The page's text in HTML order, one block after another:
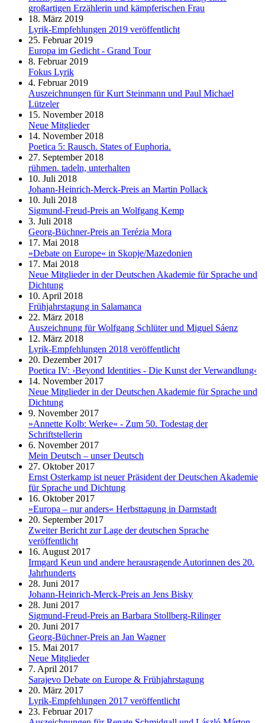
großartigen Erzählerin und kämpferischen Frau
18. März 2019
Lyrik-Empfehlungen 2019 veröffentlicht
25. Februar 2019
Europa im Gedicht - Grand Tour
8. Februar 2019
Fokus Lyrik
4. Februar 2019
Auszeichnungen für Kurt Steinmann und Paul Michael
Lützeler
15. November 2018
Neue Mitglieder
14. November 2018
Poetica 5: Rausch. States of Euphoria.
27. September 2018
rühmen. tadeln, unterhalten
10. Juli 2018
Johann-Heinrich-Merck-Preis an Martin Pollack
10. Juli 2018
Sigmund-Freud-Preis an Wolfgang Kemp
3. Juli 2018
Georg-Büchner-Preis an Terézia Mora
17. Mai 2018
»Debate on Europe« in Skopje/Mazedonien
17. Mai 2018
Neue Mitglieder in der Deutschen Akademie für Sprache und
Dichtung
10. April 2018
Frühjahrstagung in Salamanca
22. März 2018
Auszeichnung für Wolfgang Schlüter und Miguel Sáenz
12. März 2018
Lyrik-Empfehlungen 2018 veröffentlicht
20. Dezember 2017
Poetica IV: ›Beyond Identities - Die Kunst der Verwandlung‹
14. November 2017
Neue Mitglieder in der Deutschen Akademie für Sprache und
Dichtung
9. November 2017
»Annette Kolb: Werke« - Zum 50. Todestag der
Schriftstellerin
6. November 2017
Mein Deutsch – unser Deutsch
27. Oktober 2017
Ernst Osterkamp ist neuer Präsident der Deutschen Akademie
für Sprache und Dichtung
16. Oktober 2017
»Europa – nur anders« Herbsttagung in Darmstadt
20. September 2017
Zweiter Bericht zur Lage der deutschen Sprache
veröffentlicht
16. August 2017
Irmgard Keun und andere herausragende Autorinnen des 20.
Jahrhunderts
28. Juni 2017
Johann-Heinrich-Merck-Preis an Jens Bisky
28. Juni 2017
Sigmund-Freud-Preis an Barbara Stollberg-Rilinger
20. Juni 2017
Georg-Büchner-Preis an Jan Wagner
15. Mai 2017
Neue Mitglieder
7. April 2017
Sarajevo Debate on Europe & Frühjahrstagung
20. März 2017
Lyrik-Empfehlungen 2017 veröffentlicht
23. Februar 2017